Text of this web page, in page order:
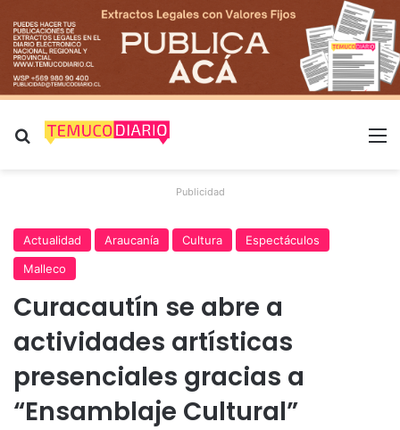
Buscar por
Publicidad
Actualidad Araucanía Cultura
Espectáculos
Malleco
Curacautín se abre a
actividades artísticas
presenciales gracias a
“Ensamblaje Cultural”